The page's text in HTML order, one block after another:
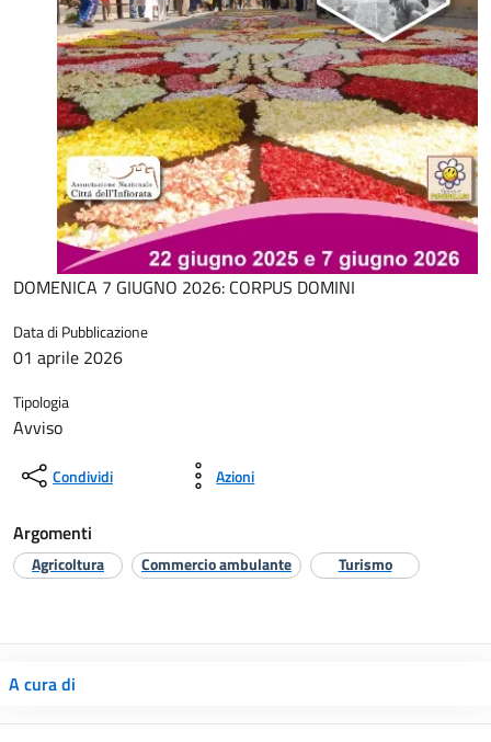
DOMENICA 7 GIUGNO 2026: CORPUS DOMINI
Data di Pubblicazione
01 aprile 2026
Tipologia
Avviso
Condividi Azioni
Argomenti
Agricoltura Commercio ambulante Turismo
A cura di